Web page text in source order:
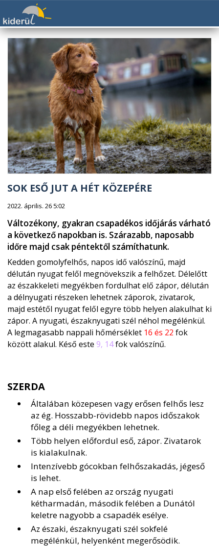
SOK ESŐ JUT A HÉT KÖZEPÉRE
2022. április. 26 5:02
Változékony, gyakran csapadékos időjárás várható
a következő napokban is. Szárazabb, naposabb
időre majd csak péntektől számíthatunk.
Kedden gomolyfelhős, napos idő valószínű, majd
délután nyugat felől megnövekszik a felhőzet. Délelőtt
az északkeleti megyékben fordulhat elő zápor, délután
a délnyugati részeken lehetnek záporok, zivatarok,
majd estétől nyugat felől egyre több helyen alakulhat ki
zápor. A nyugati, északnyugati szél néhol megélénkül.
A legmagasabb nappali hőmérséklet 16 és 22 fok
között alakul. Késő este 9, 14fok valószínű.
SZERDA
Általában közepesen vagy erősen felhős lesz
az ég. Hosszabb-rövidebb napos időszakok
főleg a déli megyékben lehetnek.
Több helyen előfordul eső, zápor. Zivatarok
is kialakulnak.
Intenzívebb gócokban felhőszakadás, jégeső
is lehet.
A nap első felében az ország nyugati
kétharmadán, második felében a Dunától
keletre nagyobb a csapadék esélye.
Az északi, északnyugati szél sokfelé
megélénkül, helyenként megerősödik.